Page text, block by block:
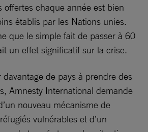
offertes chaque année est bien
établis par les Nations unies.
que le simple fait de passer à 60
un effet significatif sur la crise.
davantage de pays à prendre des
Amnesty International demande
nouveau mécanisme de
vulnérables et d’un